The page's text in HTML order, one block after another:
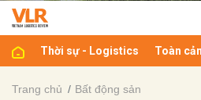
Thời sự - Logistics Toàn
Trang chủ Bất động sản